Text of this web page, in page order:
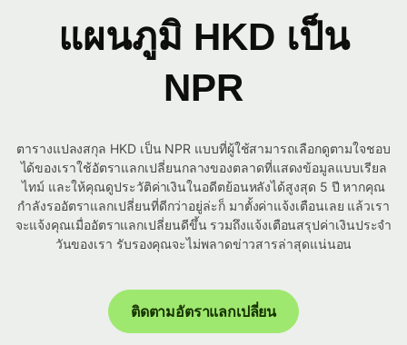
แผนภูมิ HKD เป็น
NPR
ตารางแปลงสกุล HKD เป็น NPR แบบที่ผู้ใช้สามารถเลือกดูตามใจชอบ
ได้ของเราใช้อัตราแลกเปลี่ยนกลางของตลาดที่แสดงข้อมูลแบบเรียล
ไทม์ และให้คุณดูประวัติค่าเงินในอดีตย้อนหลังได้สูงสุด 5 ปี หากคุณ
กำลังรออัตราแลกเปลี่ยนที่ดีกว่าอยู่ล่ะก็ มาตั้งค่าแจ้งเตือนเลย แล้วเรา
จะแจ้งคุณเมื่ออัตราแลกเปลี่ยนดีขึ้น รวมถึงแจ้งเตือนสรุปค่าเงินประจำ
วันของเรา รับรองคุณจะไม่พลาดข่าวสารล่าสุดแน่นอน
ติดตามอัตราแลกเปลี่ยน